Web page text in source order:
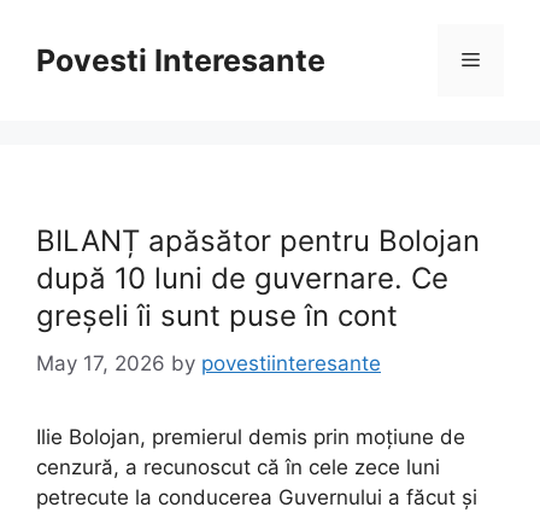
contentPovesti Interesante Menu
BILANȚ apăsător pentru Bolojan
după 10 luni de guvernare. Ce
greșeli îi sunt puse în cont
May 17, 2026 by povestiinteresante
Ilie Bolojan, premierul demis prin moțiune de
cenzură, a recunoscut că în cele zece luni
petrecute la conducerea Guvernului a făcut și